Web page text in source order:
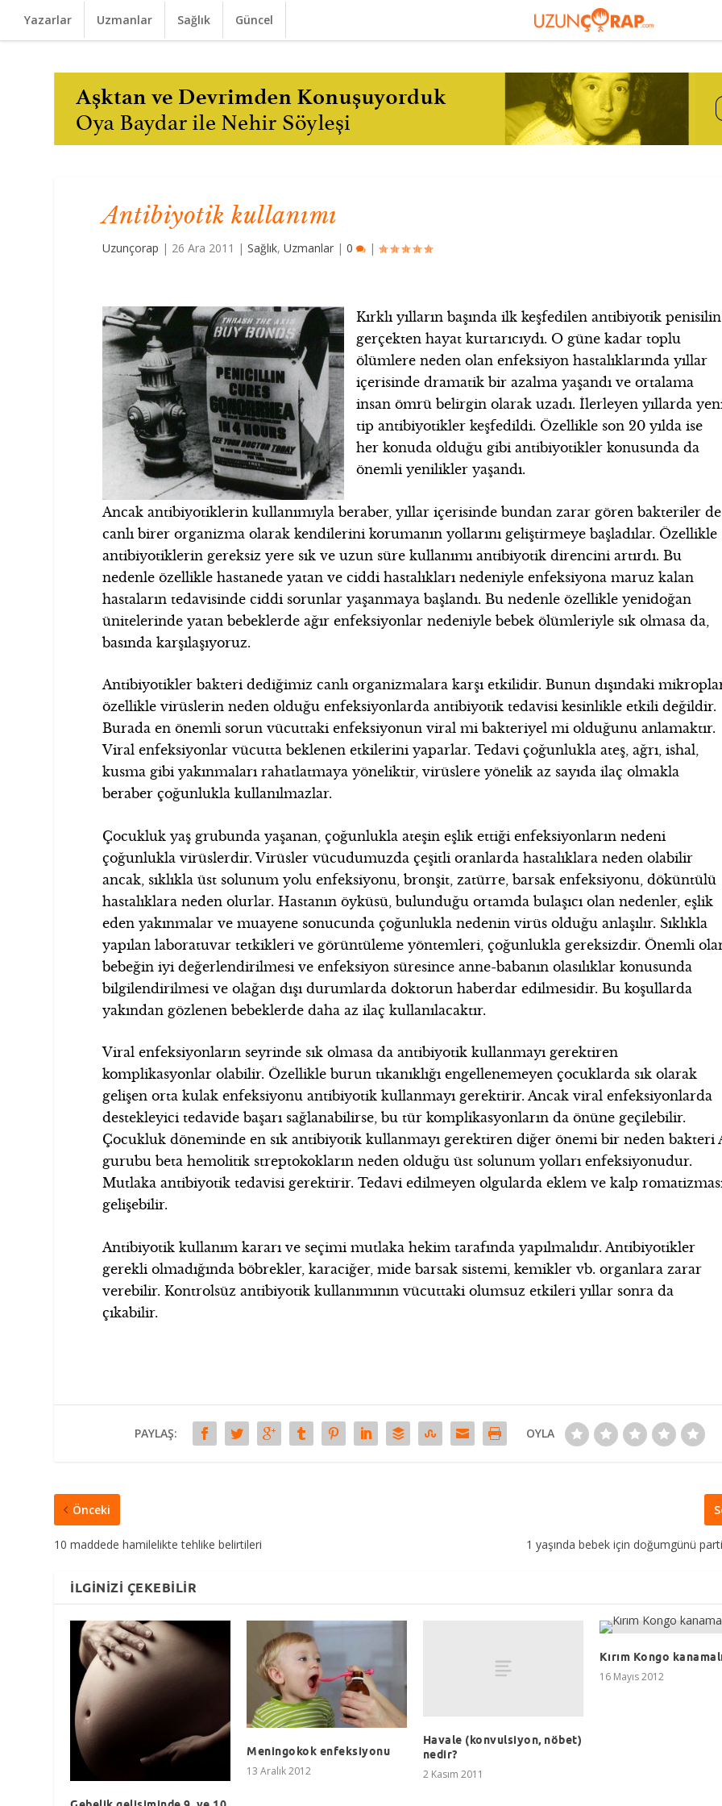
Yazarlar Uzmanlar Sağlık Güncel
Antibiyotik kullanımı
Uzunçorap | 26 Ara 2011 |Sağlık,Uzmanlar |0 |
Kırklı yılların başında ilk keşfedilen antibiyotik penisilin
gerçekten hayat kurtarıcıydı. O güne kadar toplu
ölümlere neden olan enfeksiyon hastalıklarında yıllar
içerisinde dramatik bir azalma yaşandı ve ortalama
insan ömrü belirgin olarak uzadı. İlerleyen yıllarda
tip antibiyotikler keşfedildi. Özellikle son 20 yılda ise
her konuda olduğu gibi antibiyotikler konusunda da
önemli yenilikler yaşandı.
Ancak antibiyotiklerin kullanımıyla beraber, yıllar içerisinde bundan zarar gören bakteriler de
canlı birer organizma olarak kendilerini korumanın yollarını geliştirmeye başladılar. Özellikle
antibiyotiklerin gereksiz yere sık ve uzun süre kullanımı antibiyotik direncini artırdı. Bu
nedenle özellikle hastanede yatan ve ciddi hastalıkları nedeniyle enfeksiyona maruz kalan
hastaların tedavisinde ciddi sorunlar yaşanmaya başlandı. Bu nedenle özellikle yenidoğan
ünitelerinde yatan bebeklerde ağır enfeksiyonlar nedeniyle bebek ölümleriyle sık olmasa da,
basında karşılaşıyoruz.
Antibiyotikler bakteri dediğimiz canlı organizmalara karşı etkilidir. Bunun dışındaki
özellikle virüslerin neden olduğu enfeksiyonlarda antibiyotik tedavisi kesinlikle etkili değildir.
Burada en önemli sorun vücuttaki enfeksiyonun viral mi bakteriyel mi olduğunu anlamaktır.
Viral enfeksiyonlar vücutta beklenen etkilerini yaparlar. Tedavi çoğunlukla ateş, ağrı, ishal,
kusma gibi yakınmaları rahatlatmaya yöneliktir, virüslere yönelik az sayıda ilaç olmakla
beraber çoğunlukla kullanılmazlar.
Çocukluk yaş grubunda yaşanan, çoğunlukla ateşin eşlik ettiği enfeksiyonların nedeni
çoğunlukla virüslerdir. Virüsler vücudumuzda çeşitli oranlarda hastalıklara neden olabilir
ancak, sıklıkla üst solunum yolu enfeksiyonu, bronşit, zatürre, barsak enfeksiyonu, döküntülü
hastalıklara neden olurlar. Hastanın öyküsü, bulunduğu ortamda bulaşıcı olan nedenler, eşlik
eden yakınmalar ve muayene sonucunda çoğunlukla nedenin virüs olduğu anlaşılır. Sıklıkla
yapılan laboratuvar tetkikleri ve görüntüleme yöntemleri, çoğunlukla gereksizdir. Önemli
bebeğin iyi değerlendirilmesi ve enfeksiyon süresince anne-babanın olasılıklar konusunda
bilgilendirilmesi ve olağan dışı durumlarda doktorun haberdar edilmesidir. Bu koşullarda
yakından gözlenen bebeklerde daha az ilaç kullanılacaktır.
Viral enfeksiyonların seyrinde sık olmasa da antibiyotik kullanmayı gerektiren
komplikasyonlar olabilir. Özellikle burun tıkanıklığı engellenemeyen çocuklarda sık olarak
gelişen orta kulak enfeksiyonu antibiyotik kullanmayı gerektirir. Ancak viral enfeksiyonlarda
destekleyici tedavide başarı sağlanabilirse, bu tür komplikasyonların da önüne geçilebilir.
Çocukluk döneminde en sık antibiyotik kullanmayı gerektiren diğer önemi bir neden bakteri
gurubu beta hemolitik streptokokların neden olduğu üst solunum yolları enfeksiyonudur.
Mutlaka antibiyotik tedavisi gerektirir. Tedavi edilmeyen olgularda eklem ve kalp
gelişebilir.
Antibiyotik kullanım kararı ve seçimi mutlaka hekim tarafında yapılmalıdır. Antibiyotikler
gerekli olmadığında böbrekler, karaciğer, mide barsak sistemi, kemikler vb. organlara zarar
verebilir. Kontrolsüz antibiyotik kullanımının vücuttaki olumsuz etkileri yıllar sonra da
çıkabilir.
PAYLAŞ: OYLA
Önceki
10 maddede hamilelikte tehlike belirtileri 1 yaşında bebek için doğumgünü
İLGINIZI ÇEKEBILIR
Meningokok enfeksiyonu
13 Aralık 2012
Havale (konvulsiyon, nöbet)
nedir?
2 Kasım 2011
Kırım Kongo
16 Mayıs 2012